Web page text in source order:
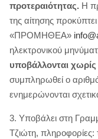
προτεραιότητας. Η
της αίτησης
«ΠΡΟΜΗΘΕΑ»
ηλεκτρονικού
υποβάλλονται
συμπληρωθεί ο
ενημερώνονται
Υποβάλει στη
Τζιώτη, πληροφορίες: